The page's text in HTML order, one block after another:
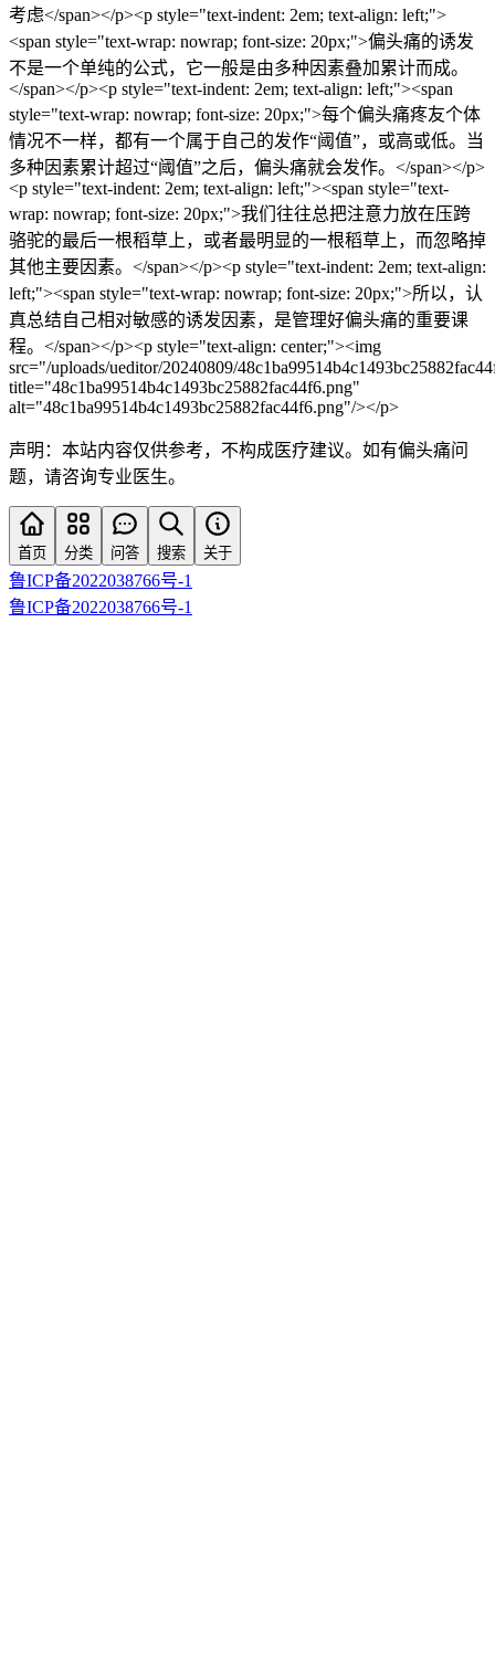
考虑</span></p><p style="text-indent: 2em; text-align: left;">
<span style="text-wrap: nowrap; font-size: 20px;">偏头痛的诱发
不是一个单纯的公式，它一般是由多种因素叠加累计而成。
</span></p><p style="text-indent: 2em; text-align: left;"><span
style="text-wrap: nowrap; font-size: 20px;">每个偏头痛疼友个体
情况不一样，都有一个属于自己的发作“阈值”，或高或低。当
多种因素累计超过“阈值”之后，偏头痛就会发作。</span></p>
<p style="text-indent: 2em; text-align: left;"><span style="text-
wrap: nowrap; font-size: 20px;">我们往往总把注意力放在压跨
骆驼的最后一根稻草上，或者最明显的一根稻草上，而忽略掉
其他主要因素。</span></p><p style="text-indent: 2em; text-align:
left;"><span style="text-wrap: nowrap; font-size: 20px;">所以，认
真总结自己相对敏感的诱发因素，是管理好偏头痛的重要课
程。</span></p><p style="text-align: center;"><img
src="/uploads/ueditor/20240809/
title="48c1ba99514b4c1493bc25882fac44f6.png"
alt="48c1ba99514b4c1493bc25882fac44f6.png"/></p>
声明：本站内容仅供参考，不构成医疗建议。如有偏头痛问
题，请咨询专业医生。
首页 分类 问答 搜索 关于
鲁ICP备2022038766号-1
鲁ICP备2022038766号-1